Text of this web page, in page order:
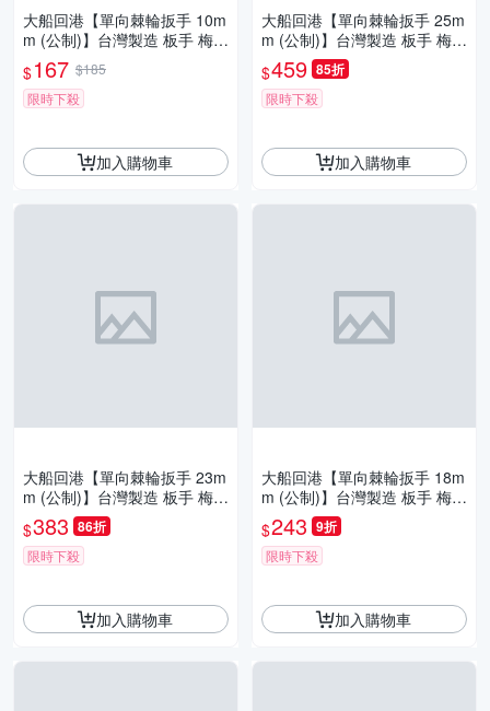
大船回港【單向棘輪扳手 10m
m (公制)】台灣製造 板手 梅開
扳手 梅花扳手 開口扳手 維修
工具
$167 $185
限時下殺
加入購物車
大船回港【單向棘輪扳手 25m
m (公制)】台灣製造 板手 梅開
扳手 梅花扳手 開口扳手 維修
工具
$459 85折
限時下殺
加入購物車
大船回港【單向棘輪扳手 23m
m (公制)】台灣製造 板手 梅開
扳手 梅花扳手 開口扳手 維修
工具
$383 86折
限時下殺
加入購物車
大船回港【單向棘輪扳手 18m
m (公制)】台灣製造 板手 梅開
扳手 梅花扳手 開口扳手 維修
工具
$243 9折
限時下殺
加入購物車